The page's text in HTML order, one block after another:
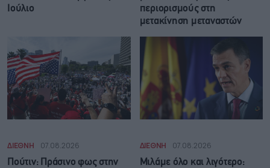
Ιούλιο
περιορισμούς στη
μετακίνηση μεταναστών
ΔΙΕΘΝΗ 07.08.2026
Πούτιν: Πράσινο φως στην
ΔΙΕΘΝΗ 07.08.2026
Μιλάμε όλο και λιγότερο: